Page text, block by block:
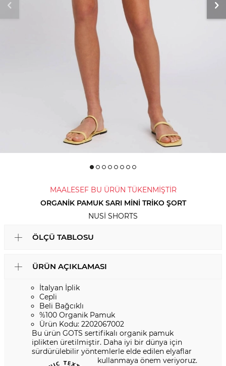
MAALESEF BU ÜRÜN TÜKENMİŞTİR
ORGANIK PAMUK SARI MINI TRIKO ŞORT
NUSI SHORTS
ÖLÇÜ TABLOSU
ÜRÜN AÇIKLAMASI
İtalyan İplik
Cepli
Beli Bağcıklı
%100 Organik Pamuk
Ürün Kodu: 2202067002
Bu ürün GOTS sertifikalı organik pamuk
iplikten üretilmiştir. Daha iyi bir dünya için
sürdürülebilir yöntemlerle elde edilen elyaflar
kullanmaya önem veriyoruz.